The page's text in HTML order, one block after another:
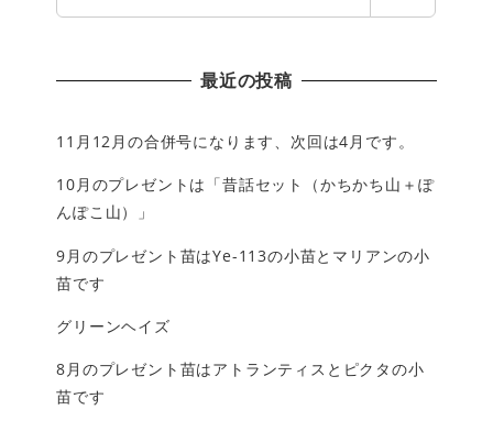
最近の投稿
11月12月の合併号になります、次回は4月です。
10月のプレゼントは「昔話セット（かちかち山＋ぽ
んぽこ山）」
9月のプレゼント苗はYe-113の小苗とマリアンの小
苗です
グリーンヘイズ
8月のプレゼント苗はアトランティスとピクタの小
苗です